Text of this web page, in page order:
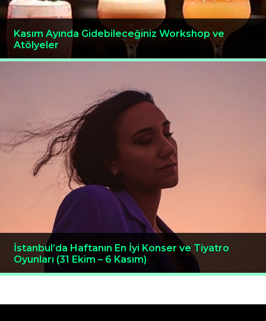
Kasım Ayında Gidebileceğiniz Workshop ve
Atölyeler
İstanbul’da Haftanın En İyi Konser ve Tiyatro
Oyunları (31 Ekim – 6 Kasım)